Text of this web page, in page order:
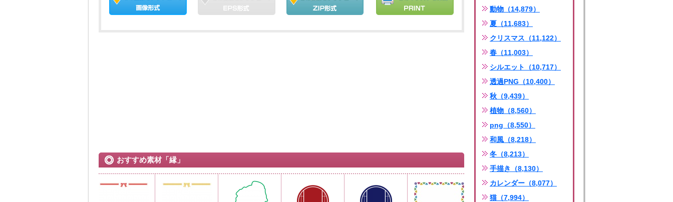
おすすめ素材「縁」
動物（14,879）
夏（11,683）
クリスマス（11,122）
春（11,003）
シルエット（10,717）
透過PNG（10,400）
秋（9,439）
植物（8,560）
png（8,550）
和風（8,218）
冬（8,213）
手描き（8,130）
カレンダー（8,077）
猫（7,994）